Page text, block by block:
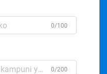
0/100
0/200